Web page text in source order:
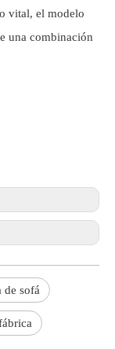
vital, el modelo
una combinación
de sofá